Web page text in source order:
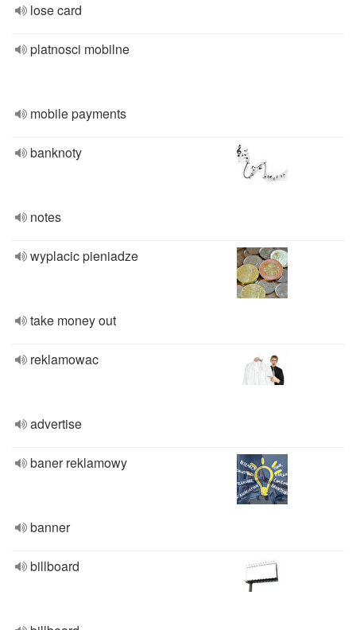
lose card
platnosci mobilne
mobile payments
banknoty
notes
wyplacic pieniadze
take money out
reklamowac
advertise
baner reklamowy
banner
billboard